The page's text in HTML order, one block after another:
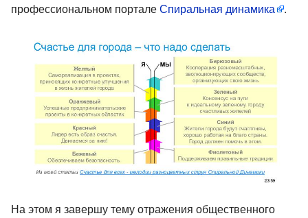
профессиональном порталеСпиральная динамика .
На этом я завершу тему отражения общественного